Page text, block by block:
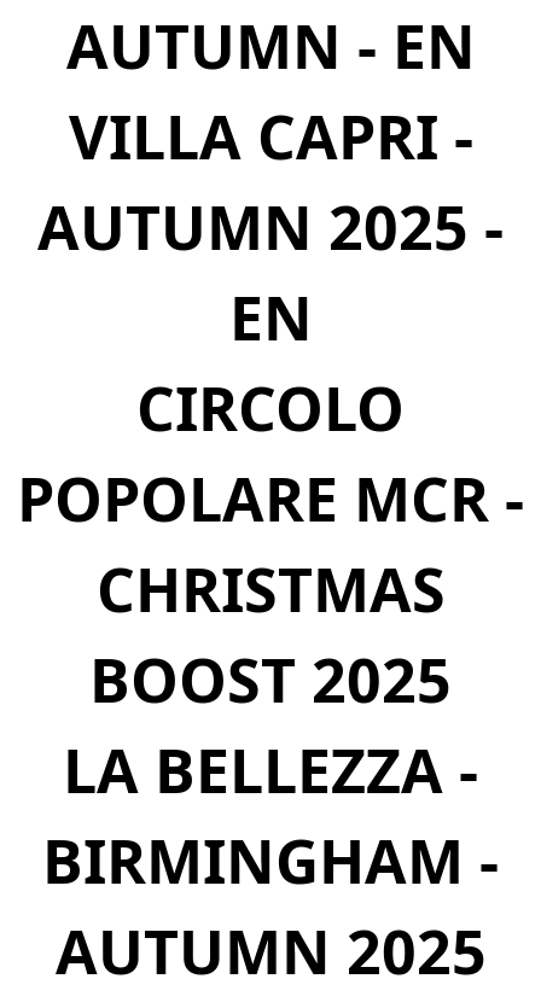
AUTUMN - EN
VILLA CAPRI -
AUTUMN 2025 -
EN
CIRCOLO
POPOLARE MCR -
CHRISTMAS
BOOST 2025
LA BELLEZZA -
BIRMINGHAM -
AUTUMN 2025